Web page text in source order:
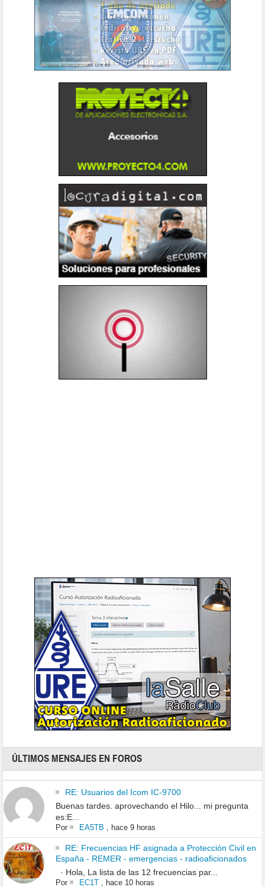
ÚLTIMOS MENSAJES EN FOROS
RE: Usuarios del Icom IC-9700
Buenas tardes. aprovechando el Hilo... mi pregunta
es:E...
Por EA5TB hace 9 horas
RE: Frecuencias HF asignada a Protección Civil en
España - REMER - emergencias - radioaficionados
· Hola, La lista de las 12 frecuencias par...
Por EC1T, hace 10 horas